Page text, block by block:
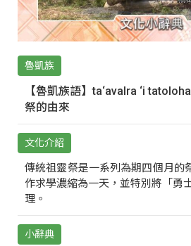
魯凱族
【魯凱族語】ta‘avalra ‘i
祭的由來
文化介紹
傳統祖靈祭是一系列為期四個月的
作求學濃縮為一天，並特別將「勇
理。
小辭典